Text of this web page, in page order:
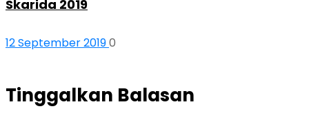
Skarida 2019
12 September 20190
Tinggalkan Balasan